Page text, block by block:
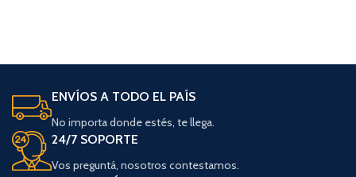
ENVÍOS A TODO EL PAÍS
No importa donde estés, te llega.
24/7 SOPORTE
Vos preguntá, nosotros contestamos.